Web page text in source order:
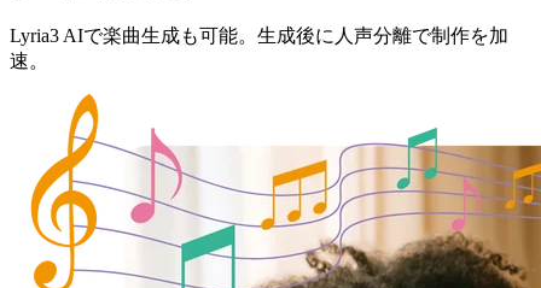
Lyria3 AIで楽曲生成も可能。生成後に人声分離で制作を加
速。